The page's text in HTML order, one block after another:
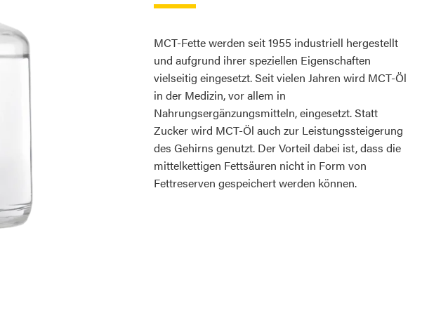
MCT-Fette werden seit 1955 industriell hergestellt
und aufgrund ihrer speziellen Eigenschaften
vielseitig eingesetzt. Seit vielen Jahren wird MCT-Öl
in der Medizin, vor allem in
Nahrungsergänzungsmitteln, eingesetzt. Statt
Zucker wird MCT-Öl auch zur Leistungssteigerung
des Gehirns genutzt. Der Vorteil dabei ist, dass die
mittelkettigen Fettsäuren nicht in Form von
Fettreserven gespeichert werden können.